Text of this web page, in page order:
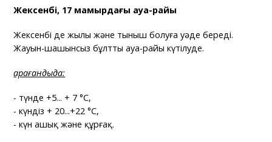
Жексенбі, 17 мамырдағы ауа-райы
Жексенбі де жылы және тыныш болуға уәде береді.
Жауын-шашынсыз бұлтты ауа-райы күтілуде.
Қарағандыда:
- түнде +5... + 7 °C,
- күндіз + 20...+22 °C,
- күн ашық және құрғақ.